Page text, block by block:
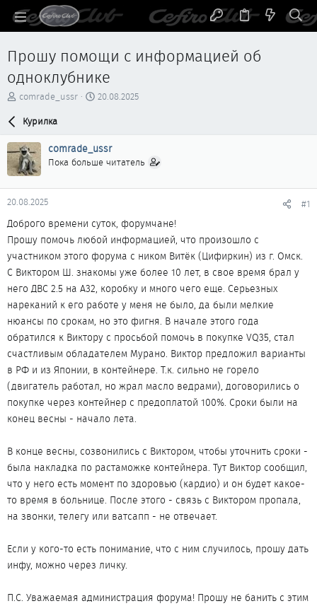
Прошу помощи с информацией об
одноклубнике
А
р
т
е
м
ы
comrade_ussr
Д
н
а
а
20.08.2025
Курилка
comrade_ussr
Пока больше читатель
20.08.2025 #1
Доброго времени суток, форумчане!
Прошу помочь любой информацией, что произошло с
участником этого форума с ником Витёк (Цифиркин) из г. Омск.
С Виктором Ш. знакомы уже более 10 лет, в свое время брал у
него ДВС 2.5 на А32, коробку и много чего еще. Серьезных
нареканий к его работе у меня не было, да были мелкие
нюансы по срокам, но это фигня. В начале этого года
обратился к Виктору с просьбой помочь в покупке VQ35, стал
счастливым обладателем Мурано. Виктор предложил варианты
в РФ и из Японии, в контейнере. Т.к. сильно не горело
(двигатель работал, но жрал масло ведрами), договорились о
покупке через контейнер с предоплатой 100%. Сроки были на
конец весны - начало лета.
В конце весны, созвонились с Виктором, чтобы уточнить сроки -
была накладка по растаможке контейнера. Тут Виктор сообщил,
что у него есть момент по здоровью (кардио) и он будет какое-
то время в больнице. После этого - связь с Виктором пропала,
на звонки, телегу или ватсапп - не отвечает.
Если у кого-то есть понимание, что с ним случилось, прошу дать
инфу, можно через личку.
П.С. Уважаемая администрация форума! Прошу не банить с этим